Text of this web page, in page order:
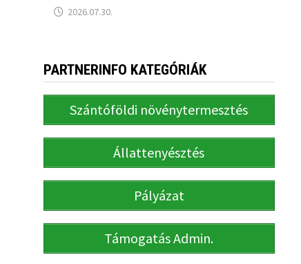
2026.07.30.
PARTNERINFO KATEGÓRIÁK
Szántóföldi növénytermesztés
Állattenyésztés
Pályázat
Támogatás Admin.